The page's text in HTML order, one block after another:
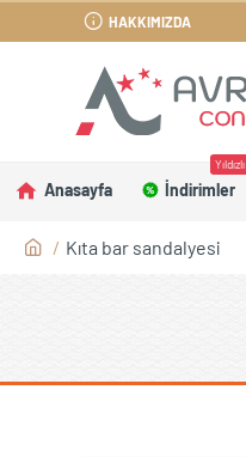
HAKKIMIZDA
Anasayfa İndirimler
Yıldızlı
Kıta bar sandalyesi